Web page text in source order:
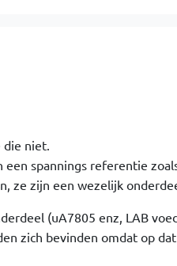
die niet.
spannings referentie
ze zijn een wezelijk
(uA7805 enz, LAB
zich bevinden omdat op